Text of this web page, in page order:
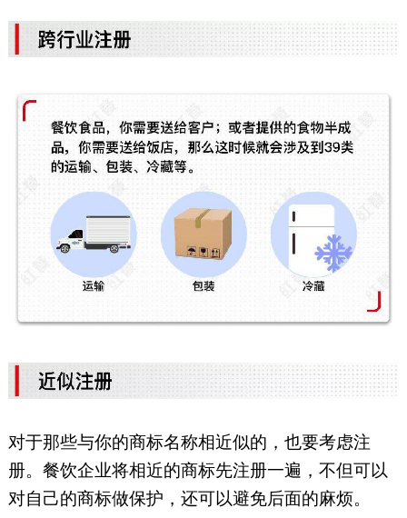
对于那些与你的商标名称相近似的，也要考虑注
册。餐饮企业将相近的商标先注册一遍，不但可以
对自己的商标做保护，还可以避免后面的麻烦。